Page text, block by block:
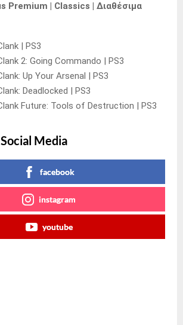
Premium | Classics | Διαθέσιμα
| PS3
2: Going Commando | PS3
Up Your Arsenal | PS3
Deadlocked | PS3
Future: Tools of Destruction | PS3
Media
facebook
instagram
youtube